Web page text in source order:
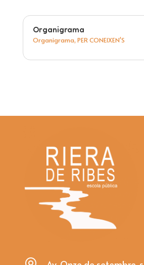
Organigrama
Organigrama, PER CONEIXEN'S